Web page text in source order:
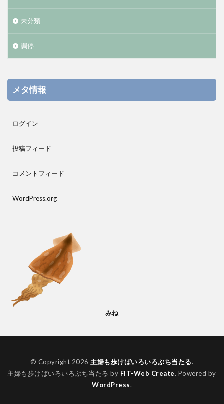
未分類
調停
メタ情報
ログイン
投稿フィード
コメントフィード
WordPress.org
みね
© Copyright 2026 主婦も歩けばいろいろぶち当たる.
主婦も歩けばいろいろぶち当たる by FIT-Web Create. Powered by
WordPress.